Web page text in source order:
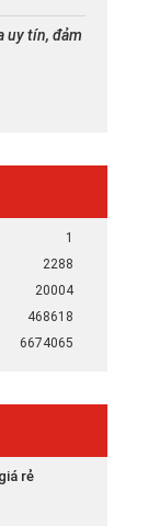
uy tín, đảm
1
2288
20004
468618
6674065
uy tín tại
chính hãng
rẻ